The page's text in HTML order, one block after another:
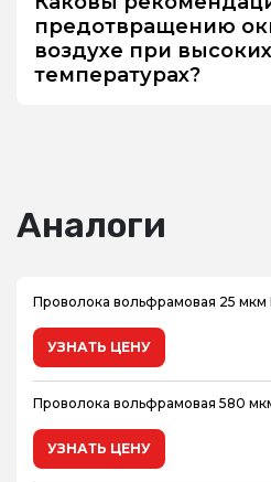
предотвращению
воздухе при высоких
температурах?
Аналоги
Проволока вольфрамовая 25
УЗНАТЬ ЦЕНУ
Проволока вольфрамовая 580 мкм
УЗНАТЬ ЦЕНУ